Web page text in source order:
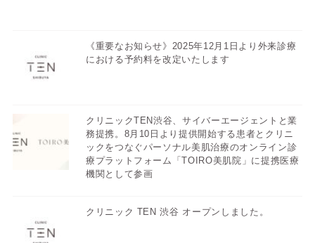
《重要なお知らせ》2025年12月1日より外来診療
における予約料を改定いたします
クリニックTEN渋谷、サイバーエージェントと業
務提携。8月10日より提供開始する患者とクリニ
ックをつなぐパーソナル美肌治療のオンライン診
療プラットフォーム「TOIRO美肌院」に提携医療
機関として参画
クリニック TEN 渋谷 オープンしました。